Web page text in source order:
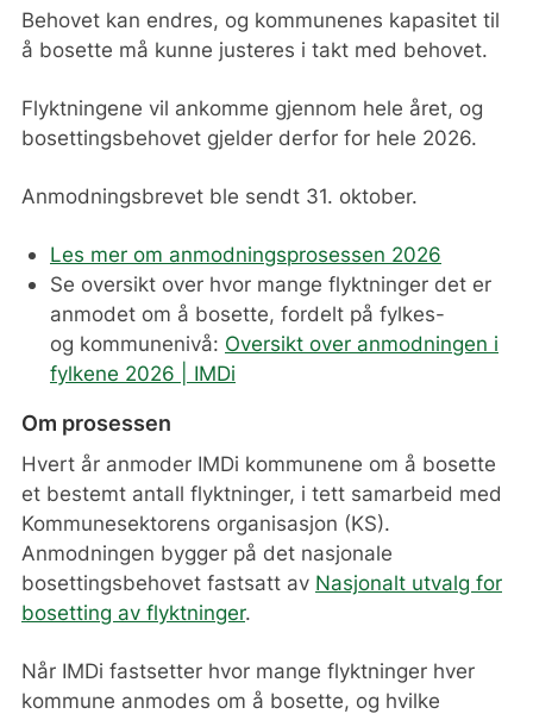
Behovet kan endres, og kommunenes kapasitet til
å bosette må kunne justeres i takt med behovet.
Flyktningene vil ankomme gjennom hele året, og
bosettingsbehovet gjelder derfor for hele 2026.
Anmodningsbrevet ble sendt 31. oktober.
Les mer om anmodningsprosessen 2026
Se oversikt over hvor mange flyktninger det er
anmodet om å bosette, fordelt på fylkes-
og kommunenivå: Oversikt over anmodningen i
fylkene 2026 | IMDi
Om prosessen
Hvert år anmoder IMDi kommunene om å bosette
et bestemt antall flyktninger, i tett samarbeid med
Kommunesektorens organisasjon (KS).
Anmodningen bygger på det nasjonale
bosettingsbehovet fastsatt av Nasjonalt utvalg for
bosetting av flyktninger.
Når IMDi fastsetter hvor mange flyktninger hver
kommune anmodes om å bosette, og hvilke